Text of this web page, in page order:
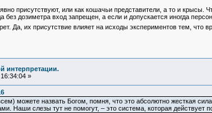
присутствуют, или как кошачьи представители, а то и
без дозиметра вход запрещен, а если и допускается иногда
Да, их присутствие влияет на исходы экспериментов тем, что
интерпретации.
»
можете назвать Богом, помня, что это абсолютно жесткая
Наши слезы тут не помогут, – это система, которая действует